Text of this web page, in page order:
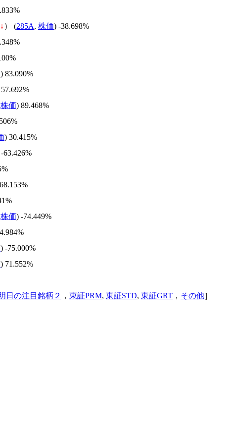
↓ ） (285A, 株価) -38.698%
) 83.090%
株価) 89.468%
) 30.415%
63.426%
株価) -74.449%
) -75.000%
) 71.552%
日の注目銘柄２ ， 東証PRM, 東証STD, 東証GRT ， その他］